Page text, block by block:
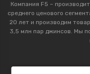
Компания F5 –
среднего ценового
20 лет и производим
3,5 млн пар джинсов. Мы